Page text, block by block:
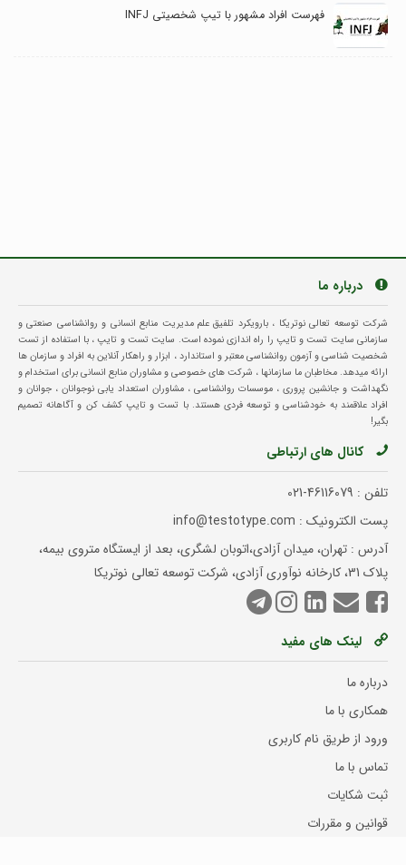
فهرست افراد مشهور با تیپ شخصیتی INFJ
درباره ما
شرکت توسعه تعالی نوتریکا ، بارویکرد تلفیق علم مدیریت منابع انسانی و روانشناسی صنعتی و
سازمانی سایت تست و تایپ را راه اندازی نموده است. سایت تست و تایپ ، با استفاده از تست
شخصیت شناسی و آزمون روانشناسی معتبر و استاندارد ، ابزار و راهکار آنلاین به افراد و سازمان ها
ارائه میدهد. مخاطبان ما سازمانها ، شرکت های خصوصی و مشاوران منابع انسانی برای استخدام و
نگهداشت و جانشین پروری ، موسسات روانشناسی ، مشاوران استعداد یابی نوجوانان ، جوانان و
افراد علاقمند به خودشناسی و توسعه فردی هستند. با تست و تایپ کشف کن و آگاهانه تصمیم
بگیر!
کانال های ارتباطی
تلفن : 021-46116079
پست الکترونیک : info@testotype.com
آدرس : تهران، میدان آزادی،اتوبان لشگری، بعد از ایستگاه متروی بیمه،
پلاک 31، کارخانه نوآوری آزادی، شرکت توسعه تعالی نوتریکا
لینک های مفید
درباره ما
همکاری با ما
ورود از طریق نام کاربری
تماس با ما
ثبت شکایات
قوانین و مقررات